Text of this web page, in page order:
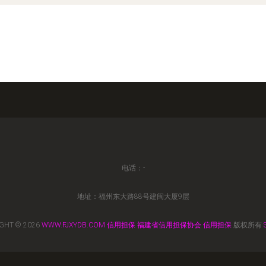
电话：-
地址：福州东大路88号建闽大厦9层
© 2026 WWW.FJXYDB.COM 信用担保 福建省信用担保协会 信用担保版权所有